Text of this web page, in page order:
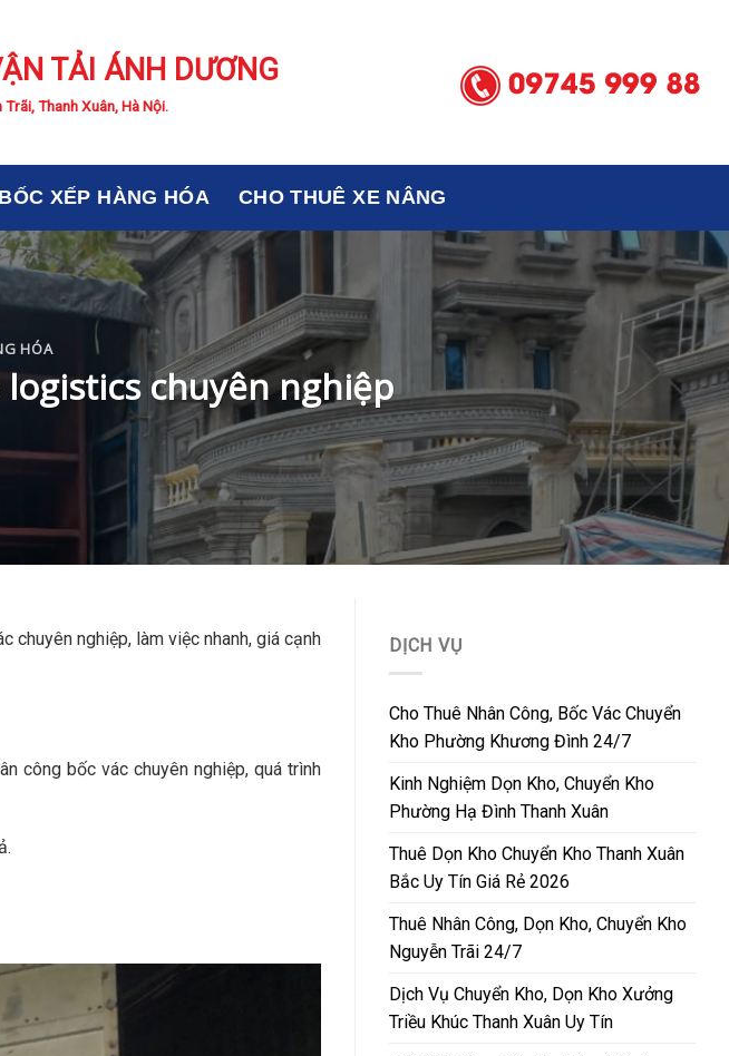
TẢI ÁNH DƯƠNG
Thanh Xuân, Hà Nội.
BỐC XẾP HÀNG HÓA CHO THUÊ XE NÂNG
HÓA
chuyên nghiệp
chuyên nghiệp, làm việc nhanh, giá cạnh
công bốc vác chuyên nghiệp, quá trình
DỊCH VỤ
Cho Thuê Nhân Công, Bốc Vác Chuyển
Kho Phường Khương Đình 24/7
Kinh Nghiệm Dọn Kho, Chuyển Kho
Phường Hạ Đình Thanh Xuân
Thuê Dọn Kho Chuyển Kho Thanh Xuân
Bắc Uy Tín Giá Rẻ 2026
Thuê Nhân Công, Dọn Kho, Chuyển Kho
Nguyễn Trãi 24/7
Dịch Vụ Chuyển Kho, Dọn Kho Xưởng
Triều Khúc Thanh Xuân Uy Tín